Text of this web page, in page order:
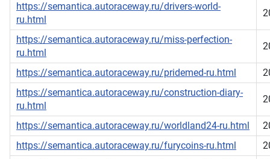
https://semantica.autoraceway.ru/drivers-world-
ru.html
https://semantica.autoraceway.ru/miss-perfection-
ru.html
https://semantica.autoraceway.ru/pridemed-ru.html
https://semantica.autoraceway.ru/construction-diary-
ru.html
https://semantica.autoraceway.ru/worldland24-ru.html
https://semantica.autoraceway.ru/furycoins-ru.html